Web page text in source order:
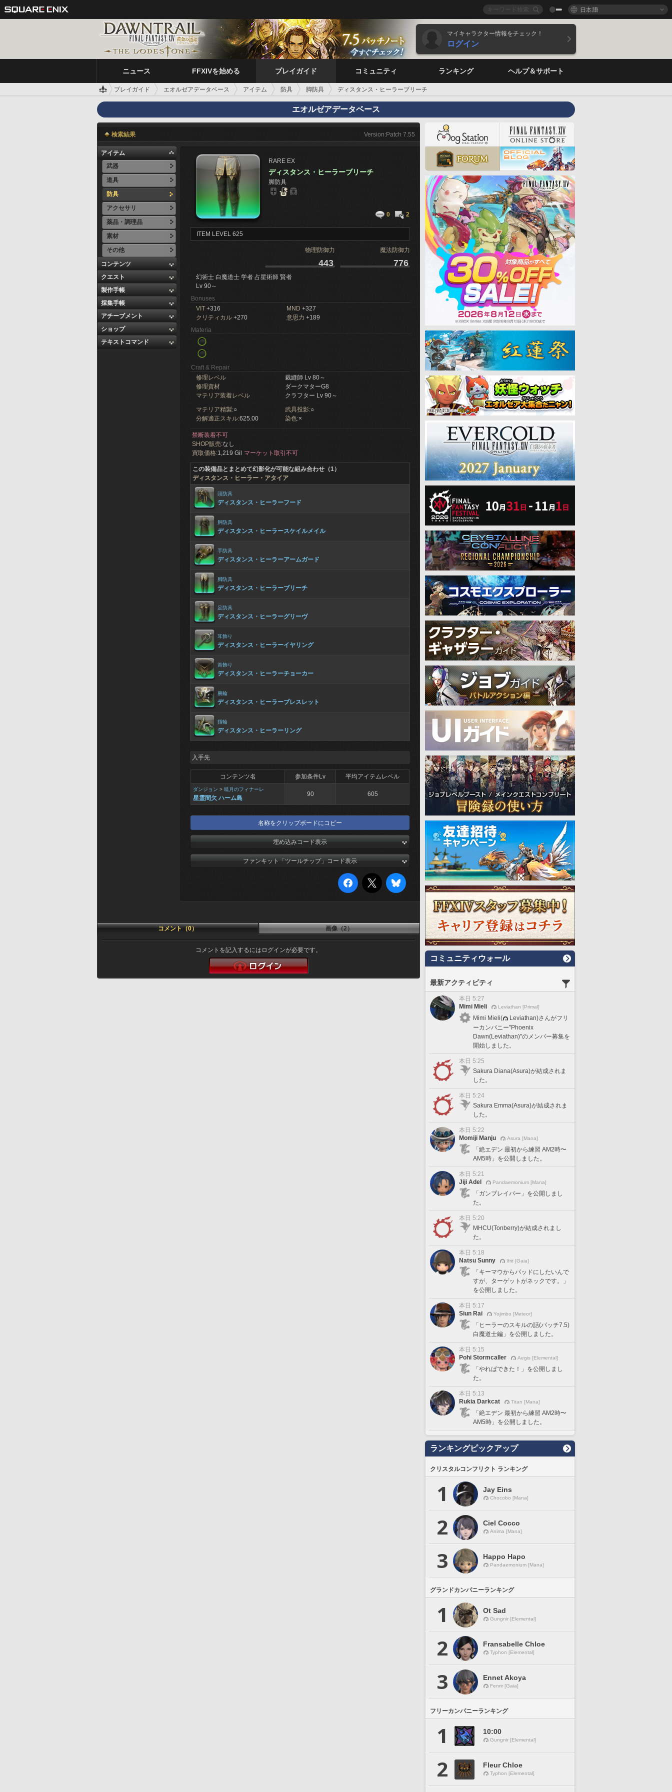
日本語
マイキャラクター情報をチェック！
ログイン
ニュース FFXIVを始める プレイガイド コミュニティ ランキング ヘルプ＆サポート
プレイガイド エオルゼアデータベース アイテム 防具 脚防具 ディスタンス・ヒーラーブリーチ
エオルゼアデータベース
検索結果 Version:Patch 7.55
アイテム
武器
道具
防具
アクセサリ
薬品・調理品
素材
その他
コンテンツ
クエスト
製作手帳
採集手帳
アチーブメント
ショップ
テキストコマンド
RARE EX
ディスタンス・ヒーラーブリーチ
脚防具
0 2
ITEM LEVEL 625
物理防御力 魔法防御力
443 776
幻術士 白魔道士 学者 占星術師 賢者
Lv 90～
Bonuses
VIT +316 MND +327
クリティカル +270 意思力 +189
Materia
Craft & Repair
修理レベル
裁縫師 Lv 80～
修理資材
ダークマターG8
マテリア装着レベル
クラフター Lv 90～
マテリア精製:○ 武具投影:○
分解適正スキル:625.00 染色:×
禁断装着不可
SHOP販売:なし
買取価格:1,219 Gil マーケット取引不可
この装備品とまとめて幻影化が可能な組み合わせ（1）
ディスタンス・ヒーラー・アタイア
頭防具
ディスタンス・ヒーラーフード
胴防具
ディスタンス・ヒーラースケイルメイル
手防具
ディスタンス・ヒーラーアームガード
脚防具
ディスタンス・ヒーラーブリーチ
足防具
ディスタンス・ヒーラーグリーヴ
耳飾り
ディスタンス・ヒーラーイヤリング
首飾り
ディスタンス・ヒーラーチョーカー
腕輪
ディスタンス・ヒーラーブレスレット
指輪
ディスタンス・ヒーラーリング
入手先
コンテンツ名 参加条件Lv 平均アイテムレベル
ダンジョン > 暁月のフィナーレ
星霊間欠 ハーム島
90 605
名称をクリップボードにコピー
埋め込みコード表示
ファンキット「ツールチップ」コード表示
コメント（0） 画像（2）
コメントを記入するにはログインが必要です。
コミュニティウォール
最新アクティビティ
本日 5:27
Mimi Mieli
Leviathan [Primal]
Mimi Mieli(
Leviathan)さんがフリ
ーカンパニー"Phoenix
Dawn(Leviathan)"のメンバー募集を
開始しました。
本日 5:25
Sakura Diana(Asura)が結成されま
した。
本日 5:24
Sakura Emma(Asura)が結成されま
した。
本日 5:22
Momiji Manju
Asura [Mana]
「絶エデン 最初から練習 AM2時〜
AM5時」を公開しました。
本日 5:21
Jiji Adel
Pandaemonium [Mana]
「ガンブレイバー」を公開しまし
た。
本日 5:20
MHCU(Tonberry)が結成されまし
た。
本日 5:18
Natsu Sunny
Ifrit [Gaia]
「キーマウからパッドにしたいんで
すが、ターゲットがネックです。」
を公開しました。
本日 5:17
Siun Rai
Yojimbo [Meteor]
「ヒーラーのスキルの話(パッチ7.5)
白魔道士編」を公開しました。
本日 5:15
Pohi Stormcaller
Aegis [Elemental]
「やればできた！」を公開しまし
た。
本日 5:13
Rukia Darkcat
Titan [Mana]
「絶エデン 最初から練習 AM2時〜
AM5時」を公開しました。
ランキングピックアップ
クリスタルコンフリクト ランキング
1 Jay Eins
Chocobo [Mana]
2 Ciel Cocco
Anima [Mana]
3 Happo Hapo
Pandaemonium [Mana]
グランドカンパニーランキング
1 Ot Sad
Gungnir [Elemental]
2 Fransabelle Chloe
Typhon [Elemental]
3 Ennet Akoya
Fenrir [Gaia]
フリーカンパニーランキング
1 10:00
Gungnir [Elemental]
2 Fleur Chloe
Typhon [Elemental]